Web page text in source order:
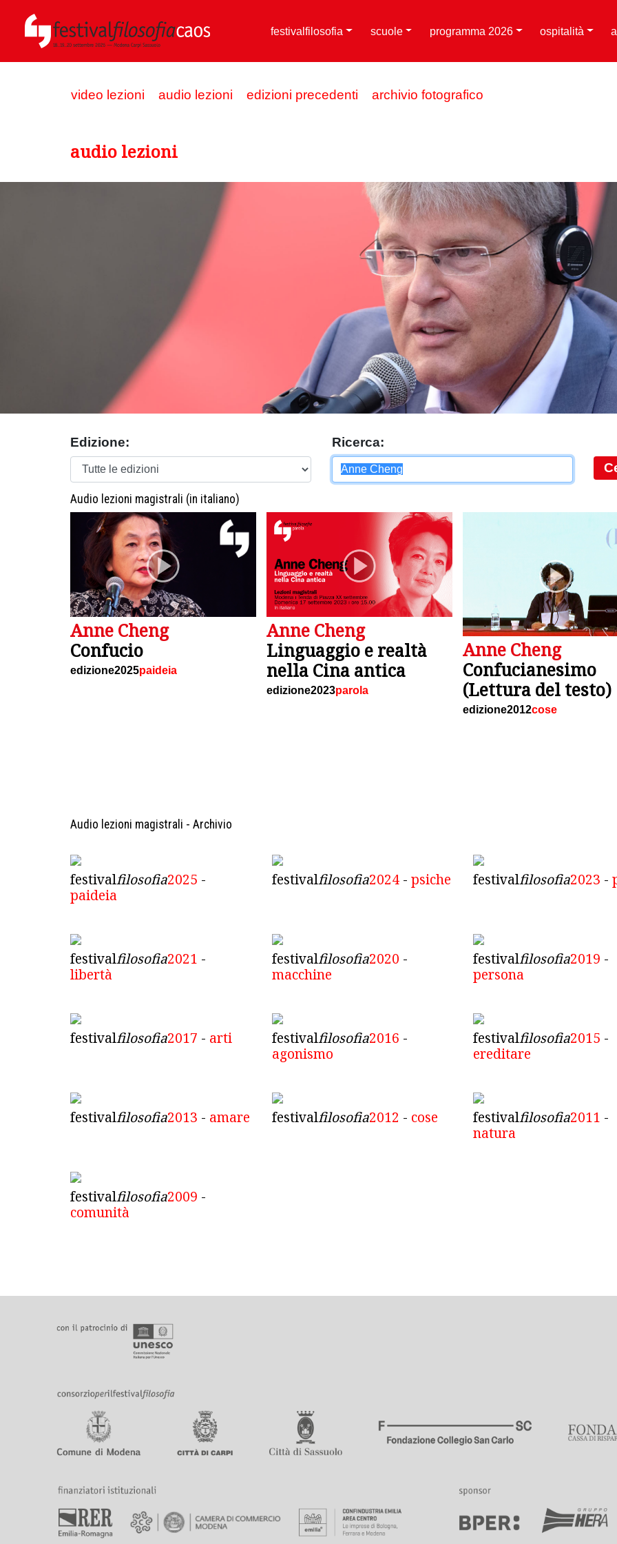
festivalfilosofia scuole programma 2026 ospitalità
video lezioni audio lezioni edizioni precedenti archivio fotografico
audio lezioni
Edizione:
Ricerca:
Audio lezioni magistrali (in italiano)
Anne Cheng
Confucio
edizione2025paideia
Anne Cheng
Linguaggio e realtà
nella Cina antica
edizione2023parola
Anne Cheng
Confucianesimo
(Lettura del testo)
edizione2012cose
Audio lezioni magistrali - Archivio
festivalfilosofia2025 -
paideia
festivalfilosofia2024- psiche festivalfilosofia2023 -
festivalfilosofia2021 -
libertà
festivalfilosofia2020 -
macchine
festivalfilosofia2019 -
persona
festivalfilosofia2017 - arti festivalfilosofia2016 -
agonismo
festivalfilosofia2015 -
ereditare
festivalfilosofia2013 - amare festivalfilosofia2012 - cose festivalfilosofia2011 -
natura
festivalfilosofia2009 -
comunità